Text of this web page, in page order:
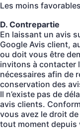
Les moins favorables
D. Contrepartie
En laissant un avis
Google Avis client,
ou doit vous être
invitons à contacter
nécessaires afin de
conservation des
Il n’existe pas de
avis clients.
vous avez le droit
tout moment depuis